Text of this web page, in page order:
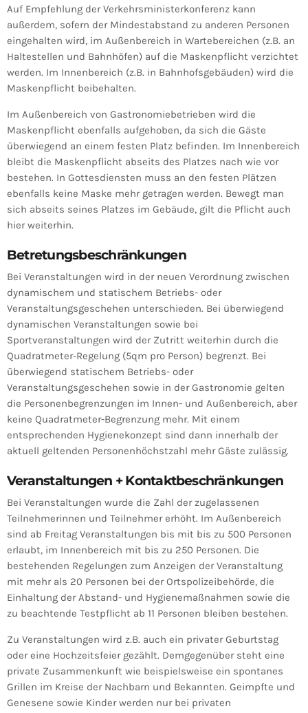
Auf Empfehlung der Verkehrsministerkonferenz kann
außerdem, sofern der Mindestabstand zu anderen Personen
eingehalten wird, im Außenbereich in Wartebereichen (z.B. an
Haltestellen und Bahnhöfen) auf die Maskenpflicht verzichtet
werden. Im Innenbereich (z.B. in Bahnhofsgebäuden) wird die
Maskenpflicht beibehalten.
Im Außenbereich von Gastronomiebetrieben wird die
Maskenpflicht ebenfalls aufgehoben, da sich die Gäste
überwiegend an einem festen Platz befinden. Im Innenbereich
bleibt die Maskenpflicht abseits des Platzes nach wie vor
bestehen. In Gottesdiensten muss an den festen Plätzen
ebenfalls keine Maske mehr getragen werden. Bewegt man
sich abseits seines Platzes im Gebäude, gilt die Pflicht auch
hier weiterhin.
Betretungsbeschränkungen
Bei Veranstaltungen wird in der neuen Verordnung zwischen
dynamischem und statischem Betriebs- oder
Veranstaltungsgeschehen unterschieden. Bei überwiegend
dynamischen Veranstaltungen sowie bei
Sportveranstaltungen wird der Zutritt weiterhin durch die
Quadratmeter-Regelung (5qm pro Person) begrenzt. Bei
überwiegend statischem Betriebs- oder
Veranstaltungsgeschehen sowie in der Gastronomie gelten
die Personenbegrenzungen im Innen- und Außenbereich, aber
keine Quadratmeter-Begrenzung mehr. Mit einem
entsprechenden Hygienekonzept sind dann innerhalb der
aktuell geltenden Personenhöchstzahl mehr Gäste zulässig.
Veranstaltungen + Kontaktbeschränkungen
Bei Veranstaltungen wurde die Zahl der zugelassenen
Teilnehmerinnen und Teilnehmer erhöht. Im Außenbereich
sind ab Freitag Veranstaltungen bis mit bis zu 500 Personen
erlaubt, im Innenbereich mit bis zu 250 Personen. Die
bestehenden Regelungen zum Anzeigen der Veranstaltung
mit mehr als 20 Personen bei der Ortspolizeibehörde, die
Einhaltung der Abstand- und Hygienemaßnahmen sowie die
zu beachtende Testpflicht ab 11 Personen bleiben bestehen.
Zu Veranstaltungen wird z.B. auch ein privater Geburtstag
oder eine Hochzeitsfeier gezählt. Demgegenüber steht eine
private Zusammenkunft wie beispielsweise ein spontanes
Grillen im Kreise der Nachbarn und Bekannten. Geimpfte und
Genesene sowie Kinder werden nur bei privaten